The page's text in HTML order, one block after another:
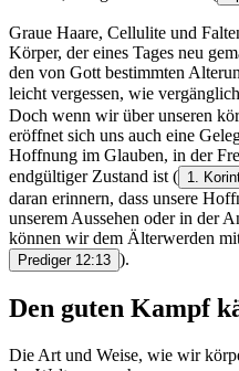
Graue Haare, Cellulite und
Körper, der eines Tages neu
den von Gott bestimmten
leicht vergessen, wie
Doch wenn wir über unseren
eröffnet sich uns auch eine
Hoffnung im Glauben, in der
endgültiger Zustand ist ( 1.
daran erinnern, dass unsere
unserem Aussehen oder in der
können wir dem Älterwerden
Prediger 12:13 ).
Den guten Kampf
Die Art und Weise, wie wir